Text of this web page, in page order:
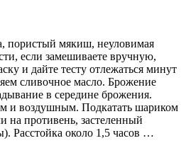
пористый мякиш, неуловимая
если замешиваете вручную,
и дайте тесту отлежаться минут
сливочное масло. Брожение
в середине брожения.
и воздушным. Подкатать шариком
на противень, застеленный
Расстойка около 1,5 часов …